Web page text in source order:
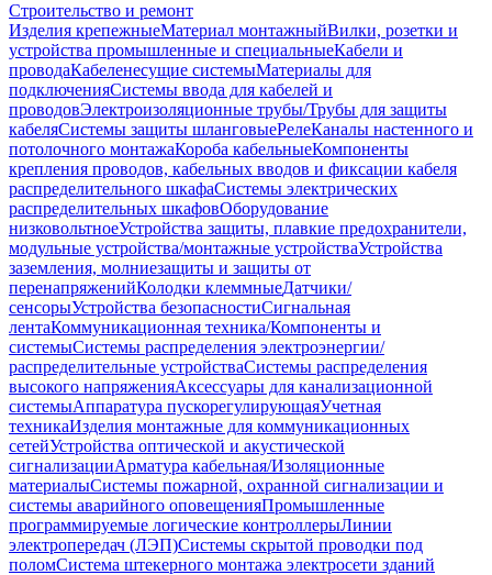
Строительство и ремонт
Изделия крепежныеМатериал монтажныйВилки, розетки и
устройства промышленные и специальныеКабели и
проводаКабеленесущие системыМатериалы для
подключенияСистемы ввода для кабелей и
проводовЭлектроизоляционные трубы/Трубы для защиты
кабеляСистемы защиты шланговыеРелеКаналы настенного и
потолочного монтажаКороба кабельныеКомпоненты
крепления проводов, кабельных вводов и фиксации кабеля
распределительного шкафаСистемы электрических
распределительных шкафовОборудование
низковольтноеУстройства защиты, плавкие предохранители,
модульные устройства/монтажные устройстваУстройства
заземления, молниезащиты и защиты от
перенапряженийКолодки клеммныеДатчики/
сенсорыУстройства безопасностиСигнальная
лентаКоммуникационная техника/Компоненты и
системыСистемы распределения электроэнергии/
распределительные устройстваСистемы распределения
высокого напряженияАксессуары для канализационной
системыАппаратура пускорегулирующаяУчетная
техникаИзделия монтажные для коммуникационных
сетейУстройства оптической и акустической
сигнализацииАрматура кабельная/Изоляционные
материалыСистемы пожарной, охранной сигнализации и
системы аварийного оповещенияПромышленные
программируемые логические контроллерыЛинии
электропередач (ЛЭП)Системы скрытой проводки под
поломСистема штекерного монтажа электросети зданий